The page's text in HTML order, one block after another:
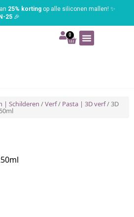
25% korting op alle siliconen mallen! ✨
25 🎉
0
| Schilderen /Verf/ Pasta | 3D verf/ 3D